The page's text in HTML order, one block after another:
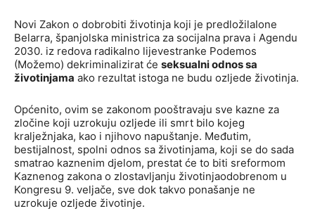
Novi Zakon o dobrobiti životinja koji je predložilaIone
Belarra, španjolska ministrica za socijalna prava i Agendu
2030. iz redova radikalno lijevestranke Podemos
(Možemo) dekriminalizirat će seksualni odnos sa
životinjama ako rezultat istoga ne budu ozljede životinja.
Općenito, ovim se zakonom pooštravaju sve kazne za
zločine koji uzrokuju ozljede ili smrt bilo kojeg
kralježnjaka, kao i njihovo napuštanje. Međutim,
bestijalnost, spolni odnos sa životinjama, koji se do sada
smatrao kaznenim djelom, prestat će to biti sreformom
Kaznenog zakona o zlostavljanju životinjaodobrenom u
Kongresu 9. veljače, sve dok takvo ponašanje ne
uzrokuje ozljede životinje.